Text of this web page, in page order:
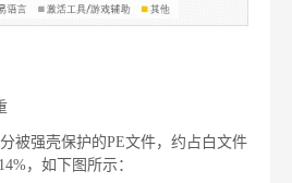
被强壳保护的PE文件，约占白文件
，如下图所示：